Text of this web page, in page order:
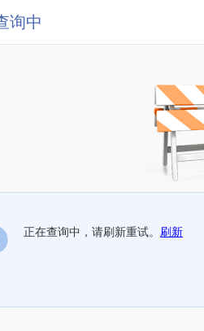
询中
正在查询中，请刷新重试。 刷新